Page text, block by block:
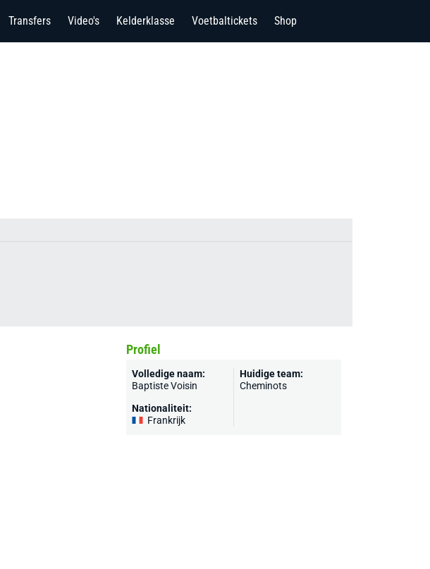
Transfers Video's Kelderklasse Voetbaltickets Shop
Profiel
Volledige naam:
Baptiste Voisin
Nationaliteit:
Frankrijk
Huidige team:
Cheminots